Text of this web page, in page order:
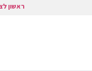
ראשון